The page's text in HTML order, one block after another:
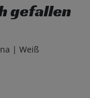
gefallen
| Weiß